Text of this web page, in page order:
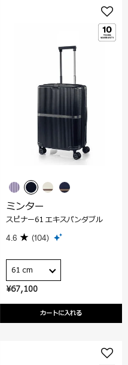
¥67,100
カートに入れる
ミンター
スピナー61 エキスパンダブル
4.6 (104)
61 cm